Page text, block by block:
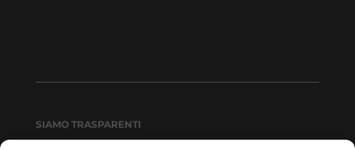
SIAMO TRASPARENTI